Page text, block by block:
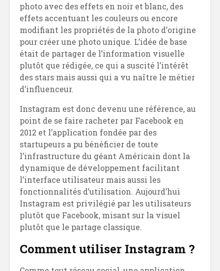
photo avec des effets en noir et blanc, des
effets accentuant les couleurs ou encore
modifiant les propriétés de la photo d’origine
pour créer une photo unique. L’idée de base
était de partager de l’information visuelle
plutôt que rédigée, ce qui a suscité l’intérêt
des stars mais aussi qui a vu naître le métier
d’influenceur.
Instagram est donc devenu une référence, au
point de se faire racheter par Facebook en
2012 et l’application fondée par des
startupeurs a pu bénéficier de toute
l’infrastructure du géant Américain dont la
dynamique de développement facilitant
l’interface utilisateur mais aussi les
fonctionnalités d’utilisation. Aujourd’hui
Instagram est privilégié par les utilisateurs
plutôt que Facebook, misant sur la visuel
plutôt que le partage classique.
Comment utiliser Instagram ?